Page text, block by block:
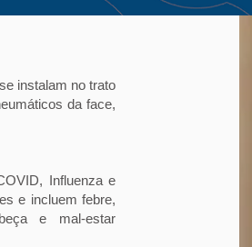
instalam no trato
da face,
Influenza e
e incluem febre,
e mal-estar